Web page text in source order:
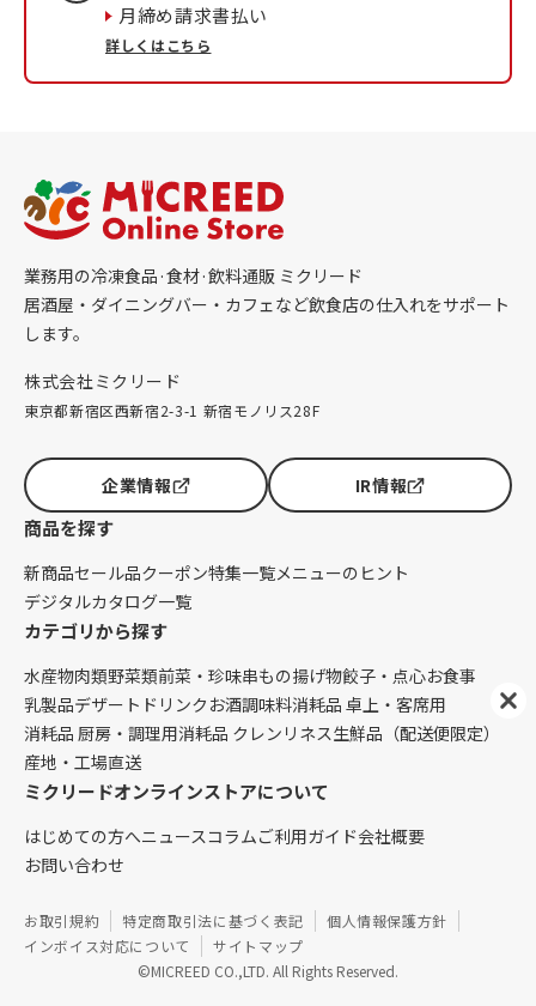
月締め請求書払い
詳しくはこちら
業務用の冷凍食品·食材·飲料通販 ミクリード
居酒屋・ダイニングバー・カフェなど飲食店の仕入れをサポート
します。
株式会社ミクリード
東京都新宿区西新宿2-3-1 新宿モノリス28F
企業情報 IR情報
商品を探す
新商品セール品クーポン特集一覧メニューのヒント
デジタルカタログ一覧
カテゴリから探す
水産物肉類野菜類前菜・珍味串もの揚げ物餃子・点心お食事
乳製品デザート ドリンク お酒調味料消耗品 卓上・客席用
消耗品 厨房・調理用消耗品 クレンリネス生鮮品（配送便限定）
産地・工場直送
ミクリードオンラインストアについて
はじめての方へニュースコラムご利用ガイド会社概要
お問い合わせ
©MICREED CO.,LTD. All Rights Reserved.
お取引規約 特定商取引法に基づく表記
個人情報保護方針
インボイス対応について
サイトマップ